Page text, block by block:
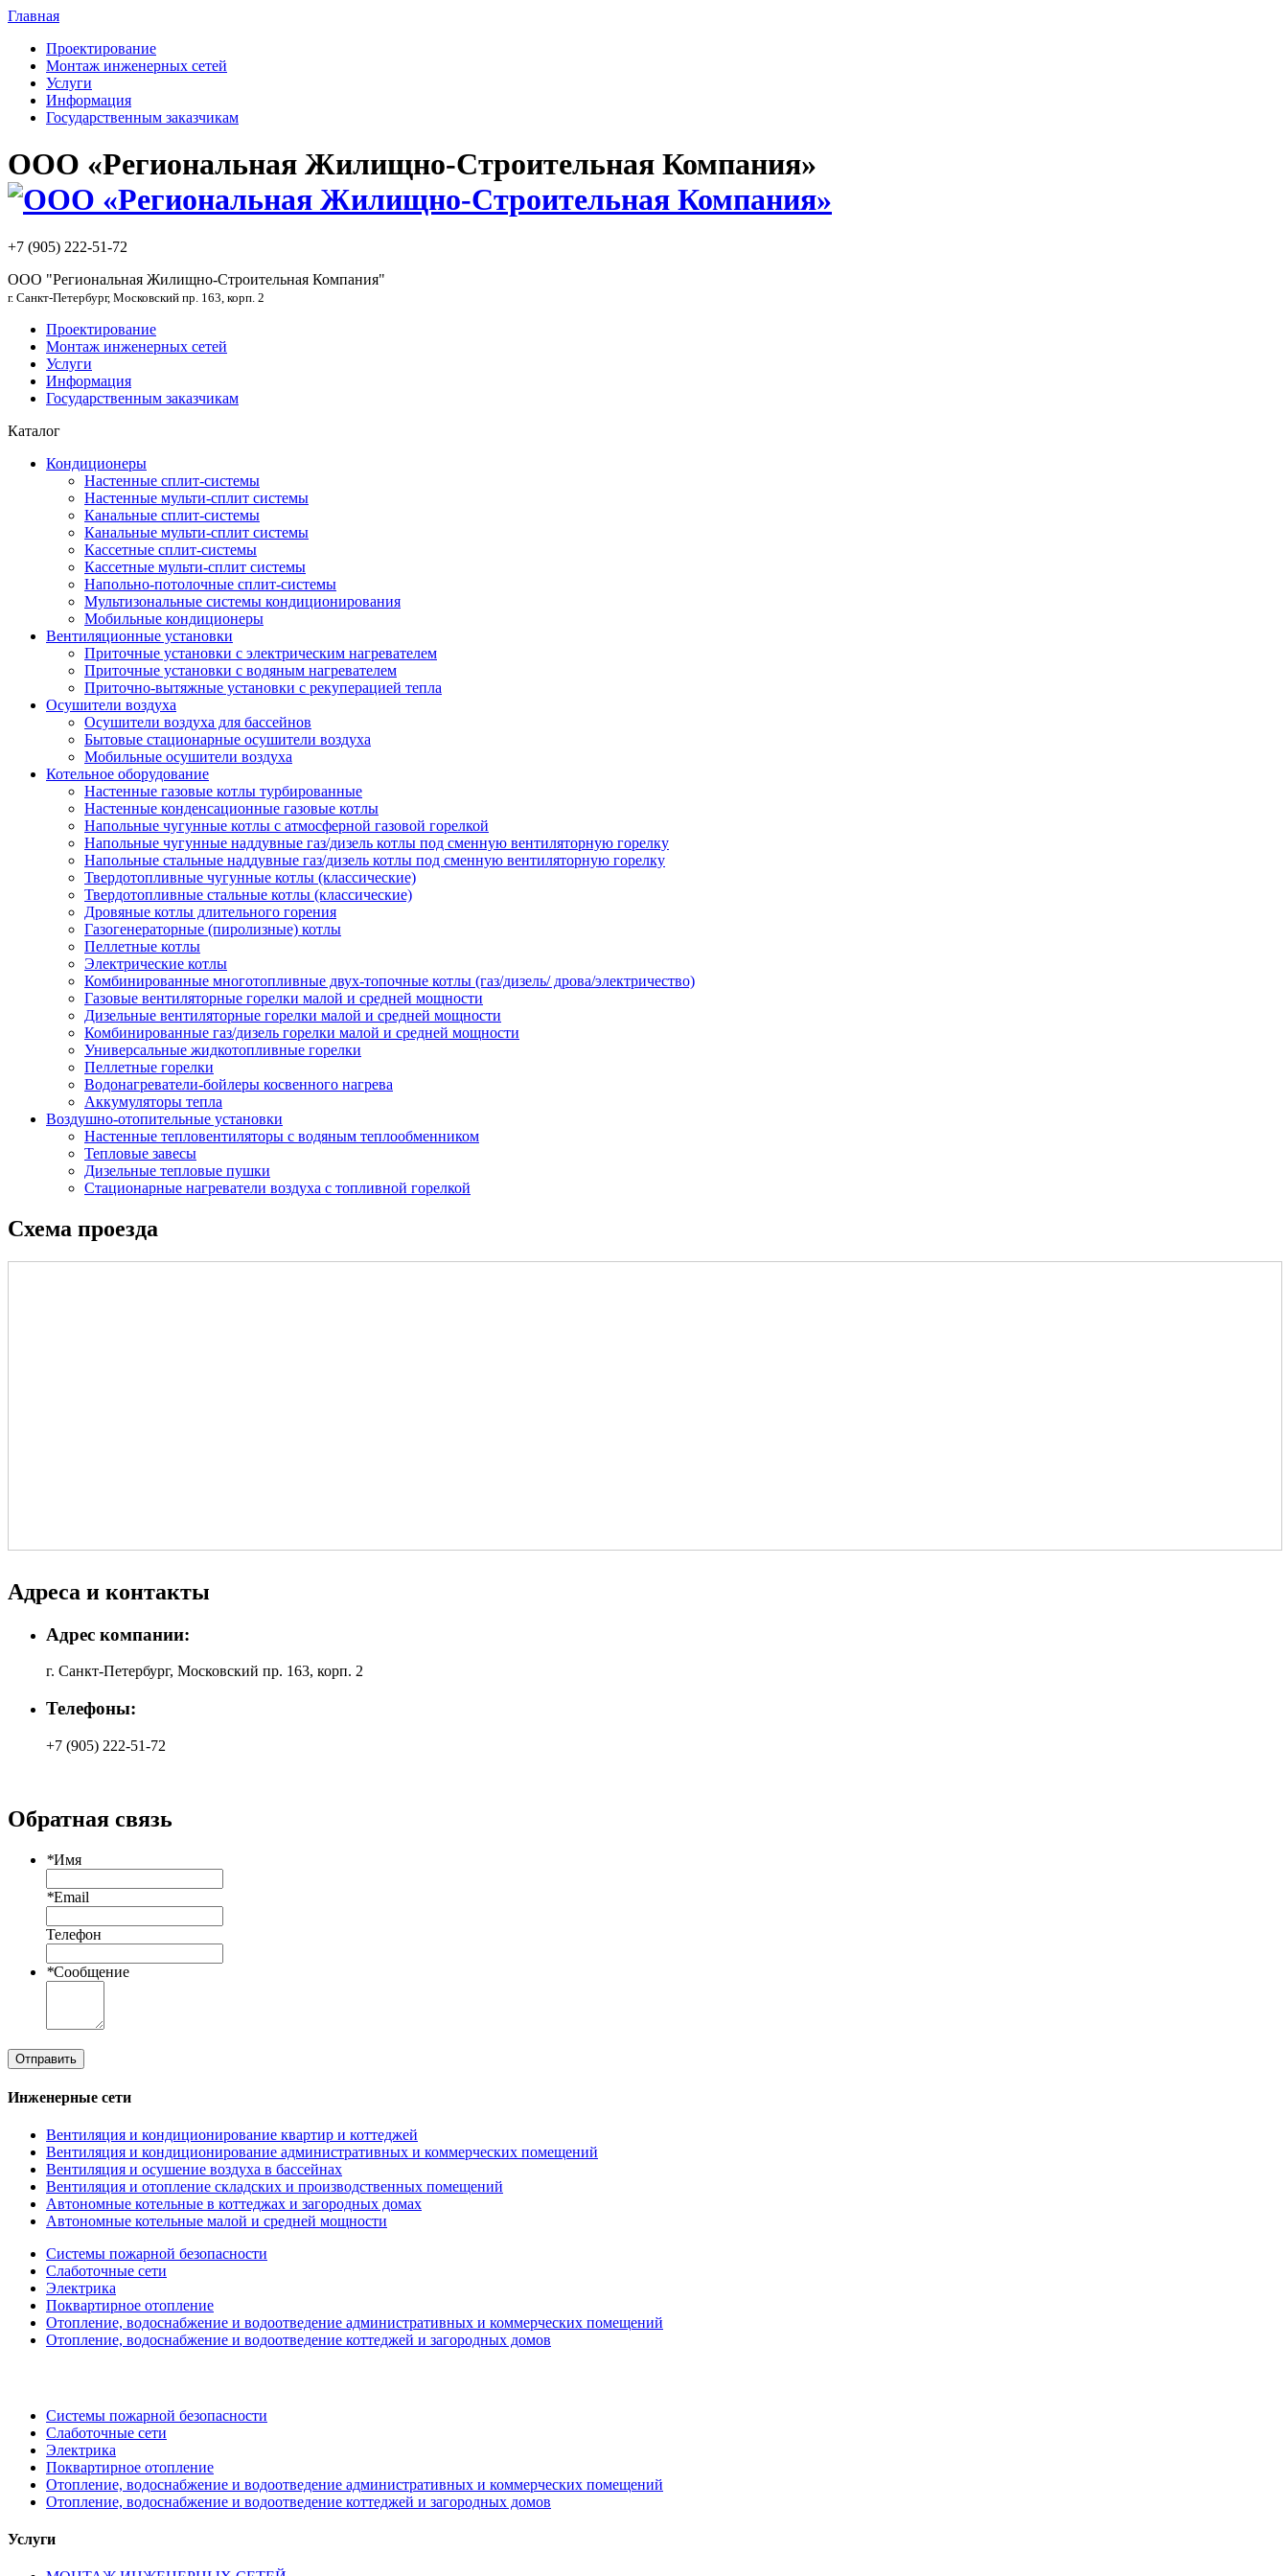
Главная
Проектирование
Монтаж инженерных сетей
Услуги
Информация
Государственным заказчикам
ООО «Региональная Жилищно-Строительная Компания»
+7 (905) 222-51-72
ООО "Региональная Жилищно-Строительная Компания"
г. Санкт-Петербург, Московский пр. 163, корп. 2
Проектирование
Монтаж инженерных сетей
Услуги
Информация
Государственным заказчикам
Каталог
Кондиционеры
Настенные сплит-системы
Настенные мульти-сплит системы
Канальные сплит-системы
Канальные мульти-сплит системы
Кассетные сплит-системы
Кассетные мульти-сплит системы
Напольно-потолочные сплит-системы
Мультизональные системы кондиционирования
Мобильные кондиционеры
Вентиляционные установки
Приточные установки с электрическим нагревателем
Приточные установки с водяным нагревателем
Приточно-вытяжные установки с рекуперацией тепла
Осушители воздуха
Осушители воздуха для бассейнов
Бытовые стационарные осушители воздуха
Мобильные осушители воздуха
Котельное оборудование
Настенные газовые котлы турбированные
Настенные конденсационные газовые котлы
Напольные чугунные котлы с атмосферной газовой горелкой
Напольные чугунные наддувные газ/дизель котлы под сменную вентиляторную горелку
Напольные стальные наддувные газ/дизель котлы под сменную вентиляторную горелку
Твердотопливные чугунные котлы (классические)
Твердотопливные стальные котлы (классические)
Дровяные котлы длительного горения
Газогенераторные (пиролизные) котлы
Пеллетные котлы
Электрические котлы
Комбинированные многотопливные двух-топочные котлы (газ/дизель/ дрова/электричество)
Газовые вентиляторные горелки малой и средней мощности
Дизельные вентиляторные горелки малой и средней мощности
Комбинированные газ/дизель горелки малой и средней мощности
Универсальные жидкотопливные горелки
Пеллетные горелки
Водонагреватели-бойлеры косвенного нагрева
Аккумуляторы тепла
Воздушно-отопительные установки
Настенные тепловентиляторы с водяным теплообменником
Тепловые завесы
Дизельные тепловые пушки
Стационарные нагреватели воздуха с топливной горелкой
Схема проезда
Адреса и контакты
Адрес компании:
г. Санкт-Петербург, Московский пр. 163, корп. 2
Телефоны:
+7 (905) 222-51-72
Обратная связь
*Имя
*Email
Телефон
*Сообщение
Отправить
Инженерные сети
Вентиляция и кондиционирование квартир и коттеджей
Вентиляция и кондиционирование административных и коммерческих помещений
Вентиляция и осушение воздуха в бассейнах
Вентиляция и отопление складских и производственных помещений
Автономные котельные в коттеджах и загородных домах
Автономные котельные малой и средней мощности
Системы пожарной безопасности
Слаботочные сети
Электрика
Поквартирное отопление
Отопление, водоснабжение и водоотведение административных и коммерческих помещений
Отопление, водоснабжение и водоотведение коттеджей и загородных домов
Системы пожарной безопасности
Слаботочные сети
Электрика
Поквартирное отопление
Отопление, водоснабжение и водоотведение административных и коммерческих помещений
Отопление, водоснабжение и водоотведение коттеджей и загородных домов
Услуги